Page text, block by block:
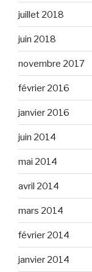
juillet 2018
juin 2018
novembre 2017
février 2016
janvier 2016
juin 2014
mai 2014
avril 2014
mars 2014
février 2014
janvier 2014